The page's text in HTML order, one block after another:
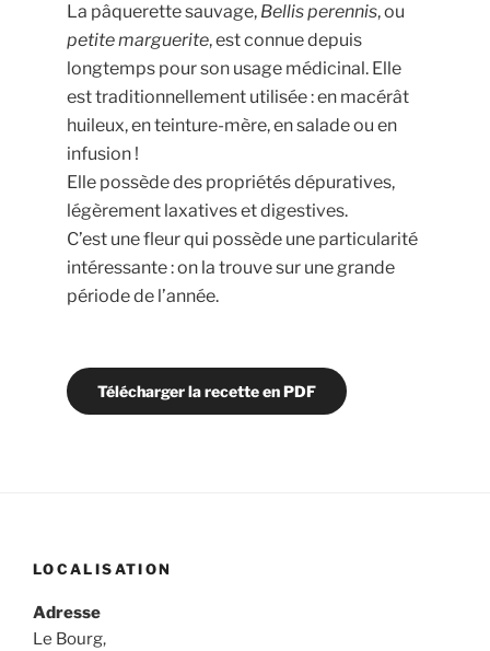
La pâquerette sauvage, Bellis perennis, ou
petite marguerite, est connue depuis
longtemps pour son usage médicinal. Elle
est traditionnellement utilisée : en macérât
huileux, en teinture-mère, en salade ou en
infusion !
Elle possède des propriétés dépuratives,
légèrement laxatives et digestives.
C’est une fleur qui possède une particularité
intéressante : on la trouve sur une grande
période de l’année.
Télécharger la recette en PDF
LOCALISATION
Adresse
Le Bourg,